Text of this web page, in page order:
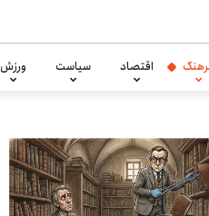
اقتصاد سیاست ورزش